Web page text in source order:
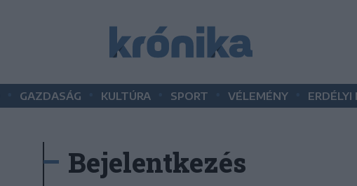
GAZDASÁG KULTÚRA SPORT VÉLEMÉNY ERDÉLYI
Bejelentkezés